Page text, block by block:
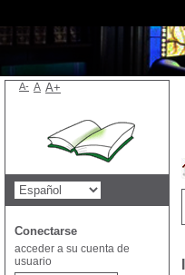
A- A A+
Conectarse
acceder a su cuenta de
usuario